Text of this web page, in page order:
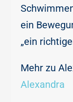
ein
„ein
Mehr zu
Alexandra